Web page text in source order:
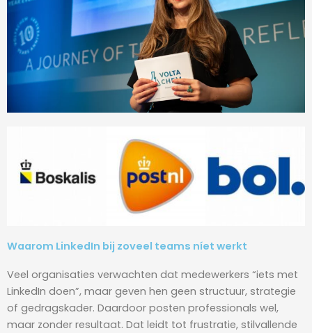
Waarom LinkedIn bij zoveel teams níet werkt
Veel organisaties verwachten dat medewerkers “iets met
LinkedIn doen”, maar geven hen geen structuur, strategie
of gedragskader. Daardoor posten professionals wel,
maar zonder resultaat. Dat leidt tot frustratie, stilvallende